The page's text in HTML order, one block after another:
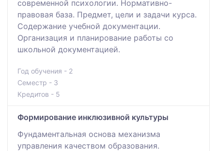
современной психологии. Нормативно-
правовая база. Предмет, цели и задачи курса.
Содержание учебной документации.
Организация и планирование работы со
школьной документацией.
Год обучения - 2
Семестр - 3
Кредитов - 5
Формирование инклюзивной культуры
Фундаментальная основа механизма
управления качеством образования.